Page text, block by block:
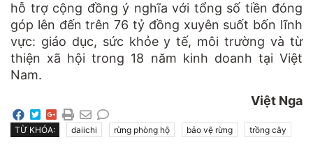
hỗ trợ cộng đồng ý nghĩa với tổng số tiền đóng
góp lên đến trên 76 tỷ đồng xuyên suốt bốn lĩnh
vực: giáo dục, sức khỏe y tế, môi trường và từ
thiện xã hội trong 18 năm kinh doanh tại Việt
Nam.
Việt Nga
TỪ KHÓA: daiichi rừng phòng hộ bảo vệ rừng trồng cây